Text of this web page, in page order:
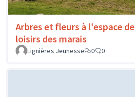
Arbres et fleurs à l'espace de
loisirs des marais
Lignières Jeunesse
0 0